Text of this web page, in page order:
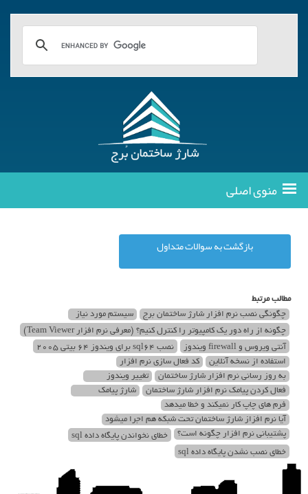
منوی اصلی
بازگشت به سوالات متداول
مطالب مرتبط
چگونگی نصب نرم افزار شارژ ساختمان برج
سیستم مورد نیاز
چگونه از راه دور یک کامپیوتر را کنترل کنیم؟ (معرفی نرم افزار Team Viewer)
آنتی ویروس و firewall ویندوز
نصب sql64 برای ویندوز 64 بیتی 2005
استفاده از نسخه آنلاین
کد فعال سازی نرم افزار
به روز رسانی نرم افزار شارژ ساختمان
تغییر ویندوز
فعال کردن پیامک نرم افزار شارژ ساختمان
شارژ پیامک
فرم های چاپ کار نمیکند و خطا میدهد
آیا نرم افزاز شارژ ساختمان تحت شبکه هم اجرا میشود
پشتیبانی نرم افزار چگونه است؟
خطای نخواندن پایگاه داده sql
خطای نصب نشدن پایگاه داده sql